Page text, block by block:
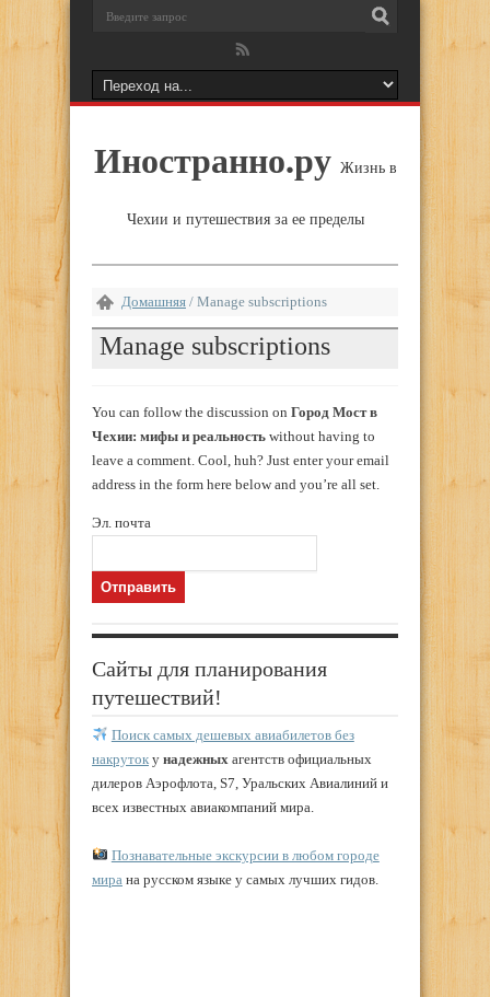
Иностранно.ру Жизнь в
Чехии и путешествия за ее пределы
Домашняя / Manage subscriptions
Manage subscriptions
You can follow the discussion on Город Мост в
Чехии: мифы и реальность without having to
leave a comment. Cool, huh? Just enter your email
address in the form here below and you’re all set.
Эл. почта
Сайты для планирования
путешествий!
Поиск самых дешевых авиабилетов без
накруток у надежных агентств официальных
дилеров Аэрофлота, S7, Уральских Авиалиний и
всех известных авиакомпаний мира.
Познавательные экскурсии в любом городе
мира на русском языке у самых лучших гидов.